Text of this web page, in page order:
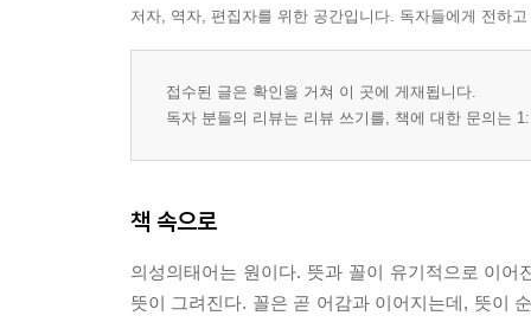
저자, 역자, 편집자를 위한 공간입니다. 독자들에게 전하
접수된 글은 확인을 거쳐 이 곳에 게재됩니다.
독자 분들의 리뷰는 리뷰 쓰기를, 책에 대한 문의는
책 속으로
의성의태어는 원이다. 뜻과 꼴이 유기적으로 이
뜻이 그려진다. 꼴은 곧 어감과 이어지는데, 뜻이